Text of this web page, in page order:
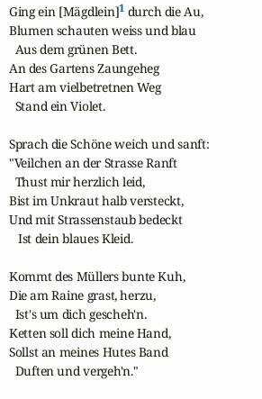
Ging ein [Mägdlein]1 durch die Au,
Blumen schauten weiss und blau
  Aus dem grünen Bett.
An des Gartens Zaungeheg
Hart am vielbetretnen Weg
  Stand ein Violet.
Sprach die Schöne weich und sanft:
"Veilchen an der Strasse Ranft
  Thust mir herzlich leid,
Bist im Unkraut halb versteckt,
Und mit Strassenstaub bedeckt
   Ist dein blaues Kleid.
Kommt des Müllers bunte Kuh,
Die am Raine grast, herzu,
  Ist's um dich gescheh'n.
Ketten soll dich meine Hand,
Sollst an meines Hutes Band
  Duften und vergeh'n."